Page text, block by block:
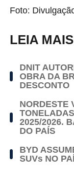
Foto:
LEIA
DNIT
OBRA DA
DESCONTO
NORDESTE
2025/2026.
DO PAÍS
BYD
SUVs NO